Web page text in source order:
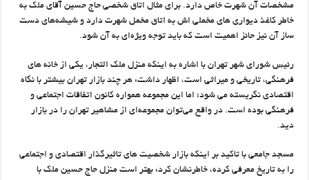
مشخصات آن شهرت خاص دارد. برای مثال اتاق شخصی حاج حسین آقای ملک به
خاطر کاغذ دیواری های مخملی اش به اتاق مخمل شهرت دارد و شیشه‌های دست
ساز آن نیز حائز اهمیت است که باید توجه ویژه‌ای به آن شود.
رئیس شورای شهر تهران با اشاره به اینکه منزل ملک التجار، یکی از خانه های
فرهنگی، تاریخی و میراثی است، اظهار داشت: هر چند بازار تهران بیشتر با نگاه
اقتصادی نگریسته می شود؛ اما این مجموعه همواره کانون اتفاقات اجتماعی و
فرهنگی بوده است. در واقع می‌توان مجموعه‌ای از مشاهیر تهران را در بازار
دید.
مسجد جامعی با تاکید بر اینکه بازار شخصیت های تاثیرگذار اقتصادی و اجتماعی
را به تاریخ معرفی کرده، خاطرنشان کرد: بهتر است منزل حاج حسین ملک با